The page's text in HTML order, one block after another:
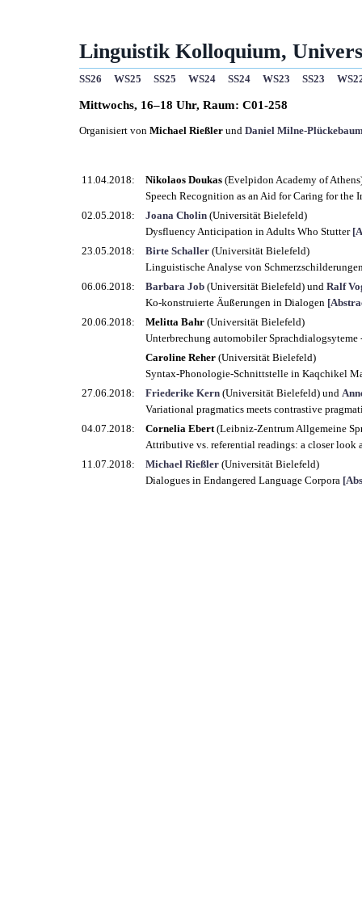
Linguistik Kolloquium,
SS26 WS25 SS25 WS24 SS24 WS23 SS23
Mittwochs, 16–18 Uhr, Raum: C01-258
Organisiert von Michael Rießler und Daniel Milne-
11.04.2018: Nikolaos Doukas (Evelpidon Academy of
Speech Recognition as an Aid for Caring for the
02.05.2018:
Joana Cholin (Universität Bielefeld)
Dysfluency Anticipation in Adults Who Stutter
23.05.2018:
Birte Schaller (Universität Bielefeld)
Linguistische Analyse von
06.06.2018:
Barbara Job (Universität Bielefeld) und Ralf
Ko-konstruierte Äußerungen in Dialogen
20.06.2018:
Melitta Bahr (Universität Bielefeld)
Unterbrechung automobiler
Caroline Reher (Universität Bielefeld)
Syntax-Phonologie-Schnittstelle in Kaqchikel
27.06.2018:
Friederike Kern (Universität Bielefeld) und
Variational pragmatics meets contrastive
04.07.2018:
Cornelia Ebert(Leibniz-Zentrum Allgemeine
Attributive vs. referential readings: a closer look
11.07.2018:
Michael Rießler (Universität Bielefeld)
Dialogues in Endangered Language Corpora